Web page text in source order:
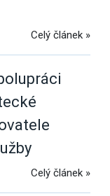
Celý článek »
Celý článek »